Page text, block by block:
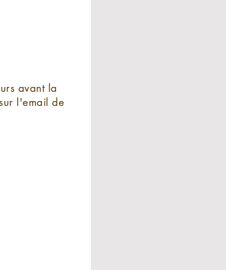
avant la
l'email de